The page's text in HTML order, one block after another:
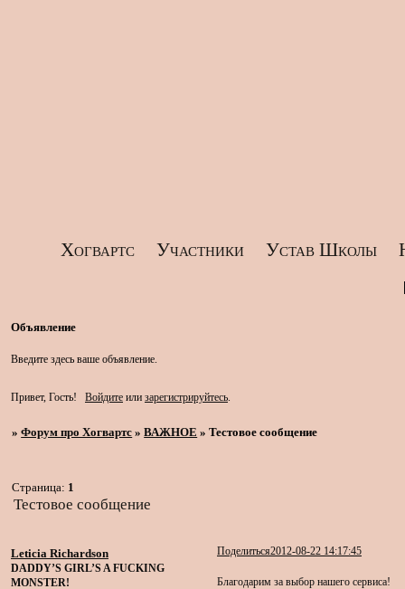
Хогвартс Участники Устав Школы
Объявление
Введите здесь ваше объявление.
Привет, Гость! Войдите или зарегистрируйтесь.
»Форум про Хогвартс »ВАЖНОЕ »Тестовое сообщение
Тестовое сообщение
Страница: 1
Поделиться2012-08-22 14:17:45
Leticia Richardson
DADDY’S GIRL’S A FUCKING
MONSTER!
Благодарим за выбор нашего сервиса!